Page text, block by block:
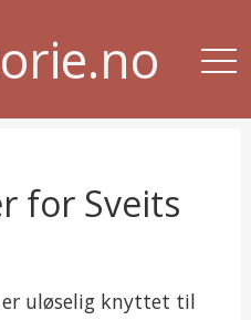
for Sveits
uløselig knyttet til